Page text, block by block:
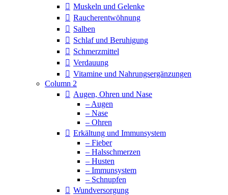
Muskeln und Gelenke
Raucherentwöhnung
Salben
Schlaf und Beruhigung
Schmerzmittel
Verdauung
Vitamine und Nahrungsergänzungen
Column 2
Augen, Ohren und Nase
– Augen
– Nase
– Ohren
Erkältung und Immunsystem
– Fieber
– Halsschmerzen
– Husten
– Immunsystem
– Schnupfen
Wundversorgung